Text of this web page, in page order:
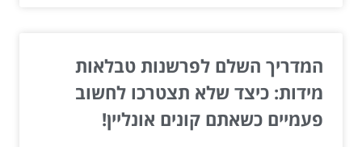
המדריך השלם לפרשנות טבלאות
מידות: כיצד שלא תצטרכו לחשוב
פעמיים כשאתם קונים אונליין!